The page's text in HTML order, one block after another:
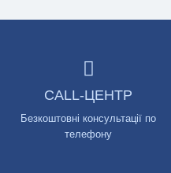
CALL-ЦЕНТР
Безкоштовні консультації по
телефону